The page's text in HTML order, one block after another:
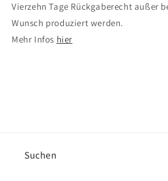
Vierzehn Tage Rückgaberecht außer
Wunsch produziert werden.
Mehr Infos hier
Suchen